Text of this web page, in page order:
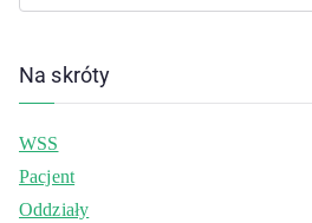
Na skróty
WSS
Pacjent
Oddziały